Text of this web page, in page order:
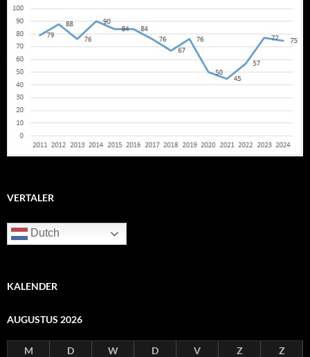
VERTALER
Dutch
KALENDER
AUGUSTUS 2026
M D W D V Z
Z